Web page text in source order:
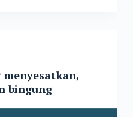
menyesatkan,
bingung